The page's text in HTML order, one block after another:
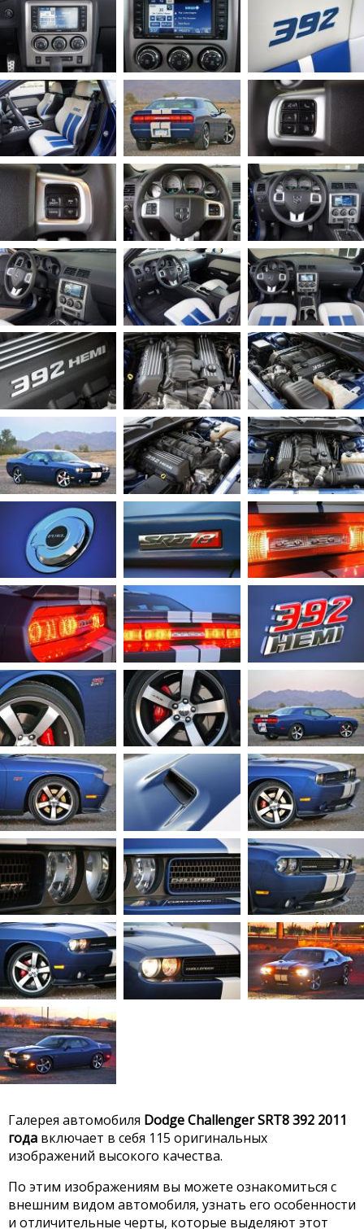
Галерея автомобиля Dodge Challenger SRT8 392 2011
года включает в себя 115 оригинальных
изображений высокого качества.
По этим изображениям вы можете ознакомиться с
внешним видом автомобиля, узнать его особенности
и отличительные черты, которые выделяют этот